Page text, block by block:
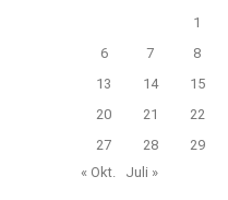
1
6
7 8
13
14 15
20
21 22
27
28 29
« Okt.
Juli »